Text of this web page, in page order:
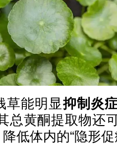
草能明显抑制炎
总黄酮提取物还
低体内的“隐形促